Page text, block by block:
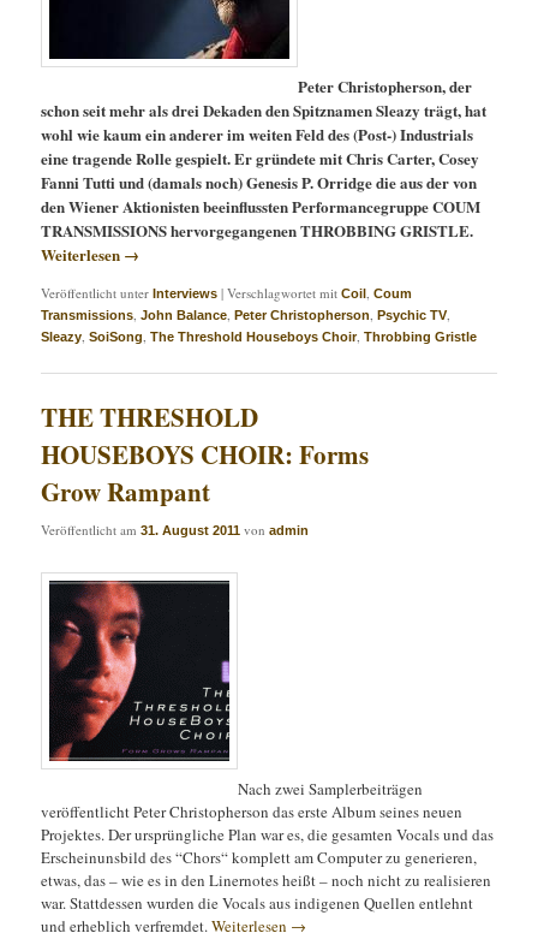
Peter Christopherson, der
schon seit mehr als drei Dekaden den Spitznamen Sleazy trägt, hat
wohl wie kaum ein anderer im weiten Feld des (Post-) Industrials
eine tragende Rolle gespielt. Er gründete mit Chris Carter, Cosey
Fanni Tutti und (damals noch) Genesis P. Orridge die aus der von
den Wiener Aktionisten beeinflussten Performancegruppe COUM
TRANSMISSIONS hervorgegangenen THROBBING GRISTLE.
Weiterlesen →
Veröffentlicht unter Interviews |Verschlagwortet mit Coil ,Coum
Transmissions,John Balance,Peter Christopherson,Psychic TV,
Sleazy,SoiSong,The Threshold Houseboys Choir,Throbbing Gristle
THE THRESHOLD
HOUSEBOYS CHOIR: Forms
Grow Rampant
Veröffentlicht am31. August 2011 vonadmin
Nach zwei Samplerbeiträgen
veröffentlicht Peter Christopherson das erste Album seines neuen
Projektes. Der ursprüngliche Plan war es, die gesamten Vocals und das
Erscheinunsbild des “Chors“ komplett am Computer zu generieren,
etwas, das – wie es in den Linernotes heißt – noch nicht zu realisieren
war. Stattdessen wurden die Vocals aus indigenen Quellen entlehnt
und erheblich verfremdet.Weiterlesen →